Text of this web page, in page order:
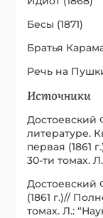
Бесы (1871)
Братья
Речь на
Источники
Достоевский
литературе.
первая (1861
30-ти томах.
Достоевский
(1861 г.)//
томах. Л.: